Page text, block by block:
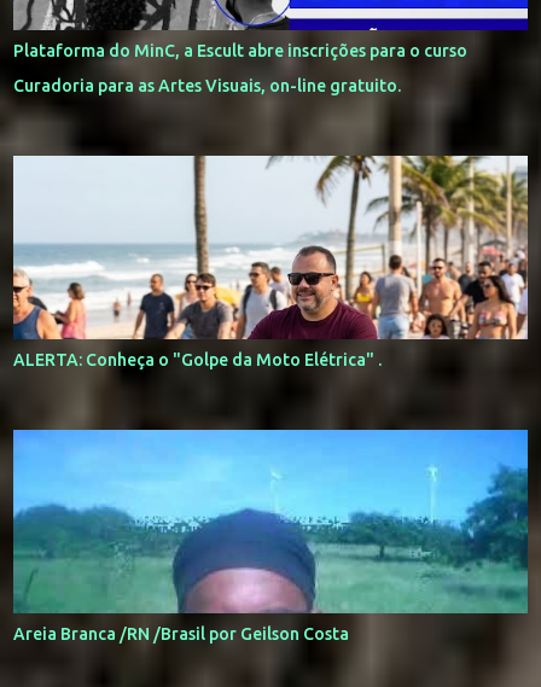
Plataforma do MinC, a Escult abre inscrições para o curso
Curadoria para as Artes Visuais, on-line gratuito.
ALERTA: Conheça o "Golpe da Moto Elétrica" .
Areia Branca /RN /Brasil por Geilson Costa